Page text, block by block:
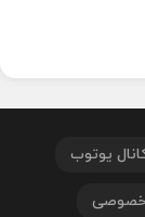
یوتوب